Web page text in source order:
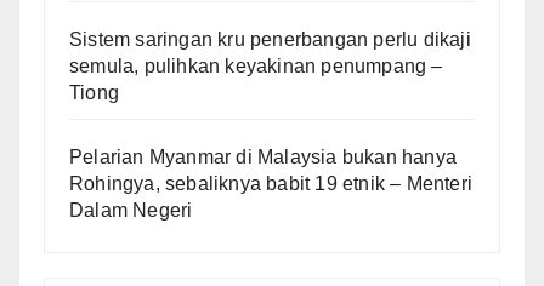
Sistem saringan kru penerbangan perlu dikaji
semula, pulihkan keyakinan penumpang –
Tiong
Pelarian Myanmar di Malaysia bukan hanya
Rohingya, sebaliknya babit 19 etnik – Menteri
Dalam Negeri